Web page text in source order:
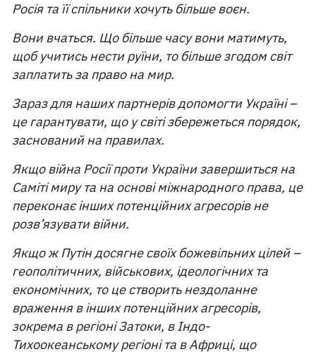
Росія та її спільники хочуть більше воєн.
Вони вчаться. Що більше часу вони матимуть,
щоб учитись нести руїни, то більше згодом світ
заплатить за право на мир.
Зараз для наших партнерів допомогти Україні –
це гарантувати, що у світі збережеться порядок,
заснований на правилах.
Якщо війна Росії проти України завершиться на
Саміті миру та на основі міжнародного права, це
переконає інших потенційних агресорів не
розв’язувати війни.
Якщо ж Путін досягне своїх божевільних цілей –
геополітичних, військових, ідеологічних та
економічних, то це створить нездоланне
враження в інших потенційних агресорів,
зокрема в регіоні Затоки, в Індо-
Тихоокеанському регіоні та в Африці, що